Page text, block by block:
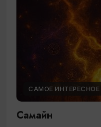
САМОЕ ИНТЕРЕСНОЕ
Самайн